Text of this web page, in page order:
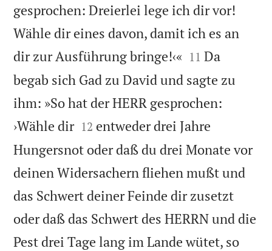
gesprochen: Dreierlei lege ich dir vor!
Wähle dir eines davon, damit ich es an
dir zur Ausführung bringe!‹« 

11 Da
begab sich Gad zu David und sagte zu
ihm: »So hat der HERR gesprochen:
›Wähle dir
12 entweder drei Jahre
Hungersnot oder daß du drei Monate vor
deinen Widersachern fliehen mußt und
das Schwert deiner Feinde dir zusetzt
oder daß das Schwert des HERRN und die
Pest drei Tage lang im Lande wütet, so